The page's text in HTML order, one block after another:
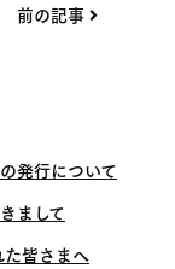
前の記事
発行について
まして
皆さまへ